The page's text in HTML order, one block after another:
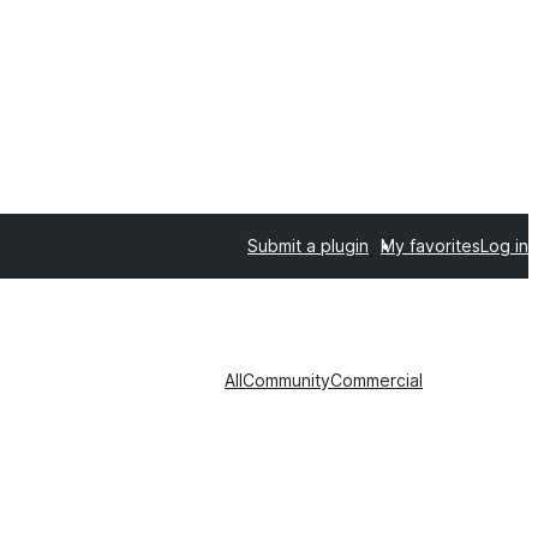
Submit a plugin My favoritesLog in
AllCommunityCommercial